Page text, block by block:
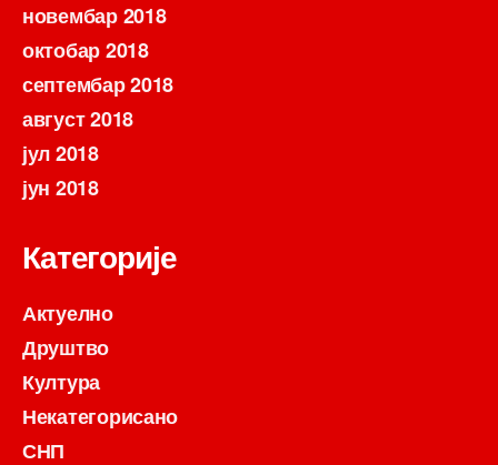
новембар 2018
октобар 2018
септембар 2018
август 2018
јул 2018
јун 2018
Категорије
Актуелно
Друштво
Култура
Некатегорисано
СНП